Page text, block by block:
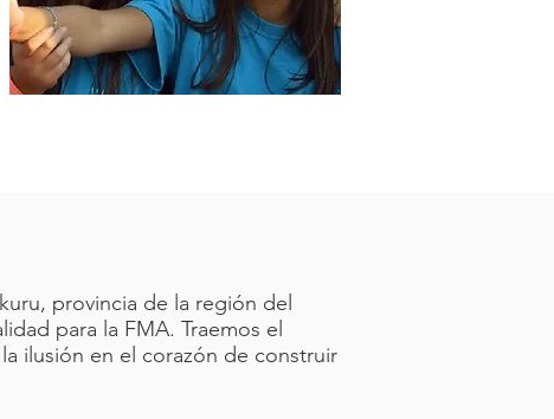
provincia de la región del
para la FMA. Traemos el
ilusión en el corazón de construir